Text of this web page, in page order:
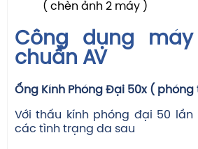
( chèn ảnh 2 máy )
Công dụng
chuẩn AV
Ống Kính Phóng Đại 50x ( phóng
Với thấu kính phóng đại 50
các tình trạng da sau